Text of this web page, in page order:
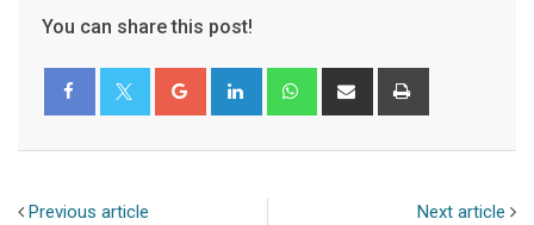
You can share this post!
Google+ LinkedIn WhatsappShare
Previous article Next article